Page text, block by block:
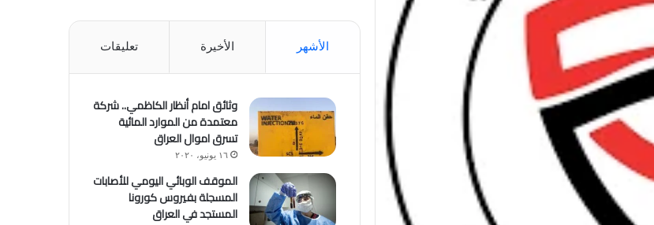
الأشهر الأخيرة تعليقات
وثائق امام أنظار الكاظمي.. شركة
معتمدة من الموارد المائية
تسرق اموال العراق
١٦ يونيو، ٢٠٢٠
الموقف الوبائي اليومي للأصابات
المسجلة بفيروس كورونا
المستجد في العراق